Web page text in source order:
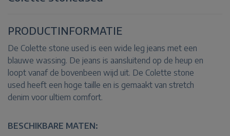
PRODUCTINFORMATIE
De Colette stone used is een wide leg jeans met een
blauwe wassing. De jeans is aansluitend op de heup en
loopt vanaf de bovenbeen wijd uit. De Colette stone
used heeft een hoge taille en is gemaakt van stretch
denim voor ultiem comfort.
BESCHIKBARE MATEN: